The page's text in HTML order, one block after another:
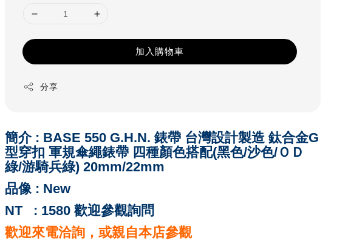
加入購物車
分享
簡介 : BASE 550 G.H.N. 錶帶 台灣設計製造 鈦合金G
型穿扣 軍規傘繩錶帶 四種顏色搭配(黑色/沙色/ＯＤ
綠/游騎兵綠) 20mm/22mm
品像 : New
NT : 1580 歡迎參觀詢問
歡迎來電洽詢，或親自本店參觀